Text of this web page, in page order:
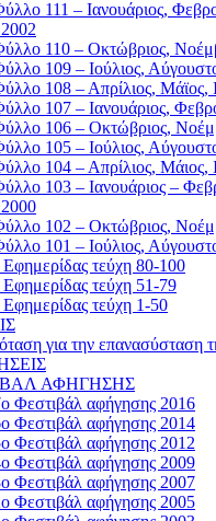
111 – Ιανουάριος,
110 – Οκτώβριος,
109 – Ιούλιος,
108 – Απρίλιος, Μάϊος,
107 – Ιανουάριος,
106 – Οκτώβριος,
105 – Ιούλιος,
104 – Απρίλιος, Μάιος,
103 – Ιανουάριος –
102 – Οκτώβριος,
101 – Ιούλιος,
Εφημερίδας τεύχη 80-100
Εφημερίδας τεύχη 51-79
τεύχη 1-50
για την επανασύσταση
ΑΦΗΓΗΣΗΣ
Φεστιβάλ αφήγησης 2016
Φεστιβάλ αφήγησης 2014
Φεστιβάλ αφήγησης 2012
Φεστιβάλ αφήγησης 2009
Φεστιβάλ αφήγησης 2007
Φεστιβάλ αφήγησης 2005